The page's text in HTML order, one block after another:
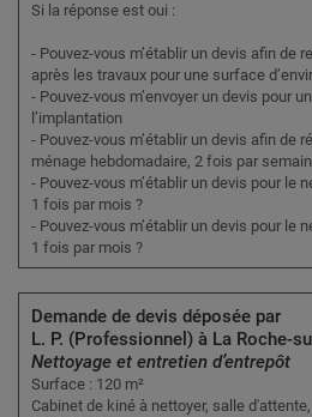
Si la réponse est oui :
- Pouvez-vous m’établir un devis afin de
après les travaux pour une surface
- Pouvez-vous m’envoyer un devis pour
l’implantation
- Pouvez-vous m’établir un devis afin de
ménage hebdomadaire, 2 fois par
- Pouvez-vous m’établir un devis pour le
1 fois par mois ?
- Pouvez-vous m’établir un devis pour le
1 fois par mois ?
Demande de devis déposée par
L. P. (Professionnel) à La Roche-
Nettoyage et entretien d’entrepôt
Surface : 120 m²
Cabinet de kiné à nettoyer, salle